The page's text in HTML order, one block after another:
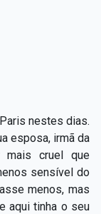
nestes dias.
esposa, irmã da
mais cruel que
sensível do
menos, mas
aqui tinha o seu